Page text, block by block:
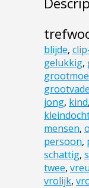
blijde,
gelukkig,
jong, kind,
mensen,
persoon,
schattig,
twee,
vrolijk,